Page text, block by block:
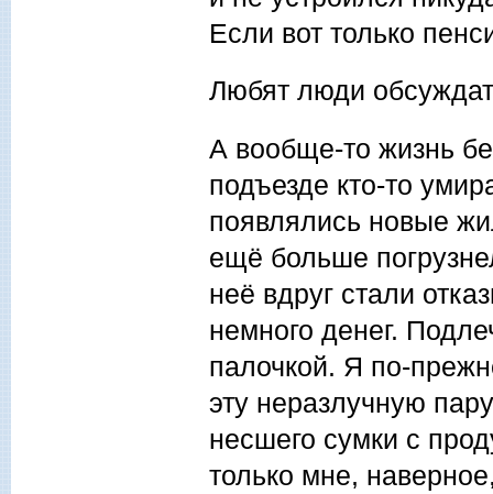
Если вот только
Любят люди
А вообще-то жизнь
подъезде кто-то
появлялись новые
ещё больше
неё вдруг стали
немного денег.
палочкой. Я по-
эту неразлучную
несшего сумки с
только мне,